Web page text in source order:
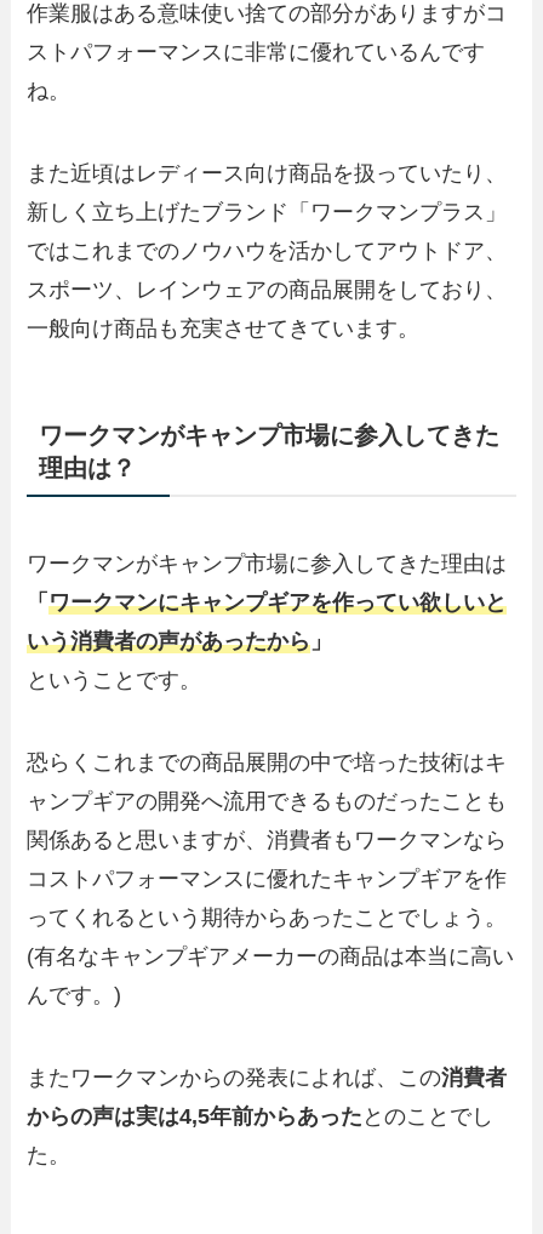
作業服はある意味使い捨ての部分がありますがコ
ストパフォーマンスに非常に優れているんです
ね。
また近頃はレディース向け商品を扱っていたり、
新しく立ち上げたブランド「ワークマンプラス」
ではこれまでのノウハウを活かしてアウトドア、
スポーツ、レインウェアの商品展開をしており、
一般向け商品も充実させてきています。
ワークマンがキャンプ市場に参入してきた
理由は？
ワークマンがキャンプ市場に参入してきた理由は
「ワークマンにキャンプギアを作ってい欲しいと
いう消費者の声があったから 」
ということです。
恐らくこれまでの商品展開の中で培った技術はキ
ャンプギアの開発へ流用できるものだったことも
関係あると思いますが、消費者もワークマンなら
コストパフォーマンスに優れたキャンプギアを作
ってくれるという期待からあったことでしょう。
(有名なキャンプギアメーカーの商品は本当に高い
んです。)
またワークマンからの発表によれば、この消費者
からの声は実は4,5年前からあった とのことでし
た。